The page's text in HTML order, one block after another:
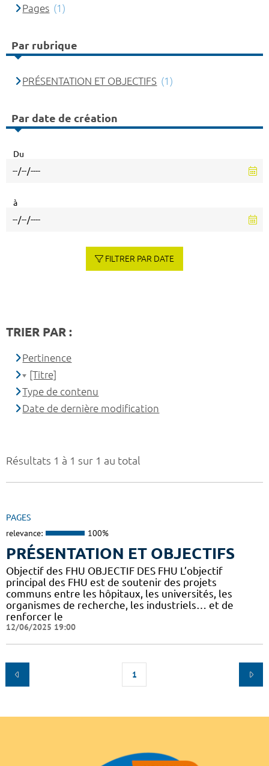
Résultats 1 à 1 sur 1 au total
PAGES
relevance: 100%
PRÉSENTATION ET OBJECTIFS
Objectif des FHU OBJECTIF DES FHU L’objectif
principal des FHU est de soutenir des projets
communs entre les hôpitaux, les universités, les
organismes de recherche, les industriels… et de
renforcer le
12/06/2025 19:00
1
Pages (1)
Par rubrique
PRÉSENTATION ET OBJECTIFS (1)
Par date de création
Du
à
FILTRER PAR DATE
TRIER PAR :
Pertinence
[Titre]
Type de contenu
Date de dernière modification